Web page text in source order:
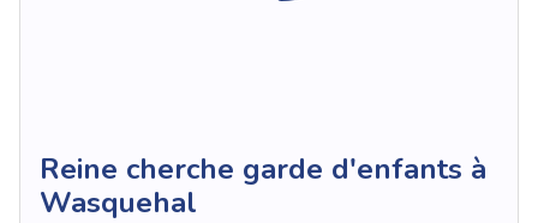
Reine cherche garde d'enfants à
Wasquehal